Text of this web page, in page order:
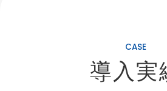
CASE
導入実